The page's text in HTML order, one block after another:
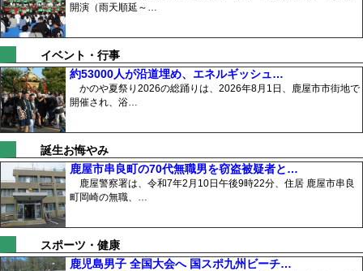
開演（雨天順延～…
イベント・行事
約53000人が沿道埋め、エネルギッシュ…
かのや夏祭り2026の総踊りは、2026年8月1日、鹿屋市市街地で
開催され、浴…
誕生お悔やみ
鹿屋市串良町の70代無職男を窃盗被疑者と…
鹿屋警察署は、令和7年2月10日午後9時22分、住居 鹿屋市串良
町岡崎の無職、…
スポーツ・健康
鹿児島男子 全国大会へ 国スポ九州ビーチ…